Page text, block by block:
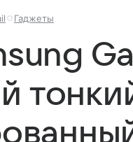
Гаджеты